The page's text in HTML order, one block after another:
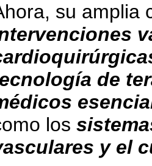
su amplia
de
los
y el